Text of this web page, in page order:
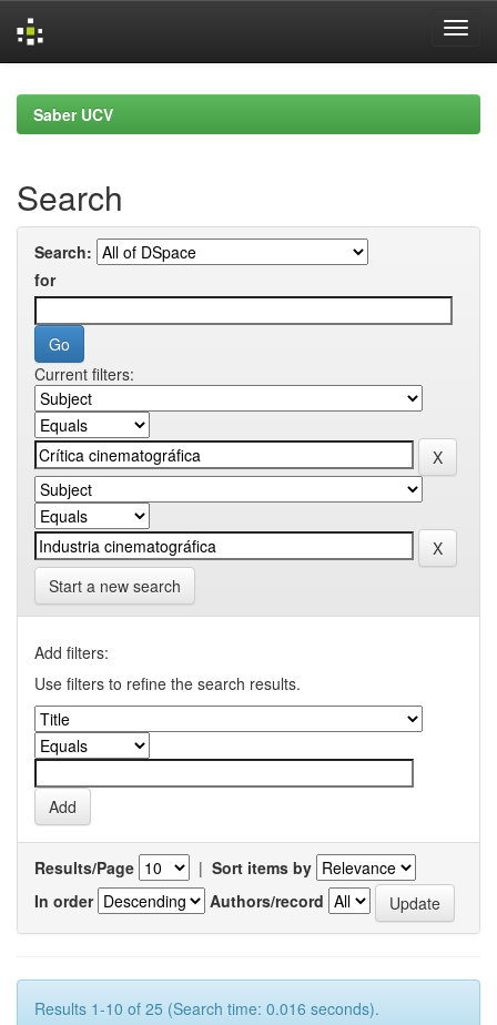
navigationSaber UCV
Search
Search:
for
Current filters:
Start a new search
Add filters:
Use filters to refine the search results.
Results/Page | Sort items by
In order
Authors/record
Results 1-10 of 25 (Search time: 0.016 seconds).